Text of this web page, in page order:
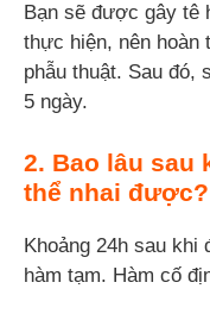
Bạn sẽ được gây tê
thực hiện, nên hoàn
phẫu thuật. Sau đó,
5 ngày.
2. Bao lâu sau
thể nhai được?
Khoảng 24h sau khi
hàm tạm. Hàm cố